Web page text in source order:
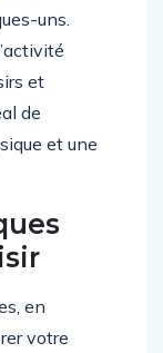
uns.
et
de
et une
en
votre